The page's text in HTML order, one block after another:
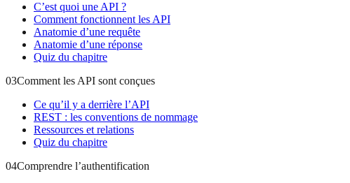
C’est quoi une API ?
Comment fonctionnent les API
Anatomie d’une requête
Anatomie d’une réponse
Quiz du chapitre
03Comment les API sont conçues
Ce qu’il y a derrière l’API
REST : les conventions de nommage
Ressources et relations
Quiz du chapitre
04Comprendre l’authentification